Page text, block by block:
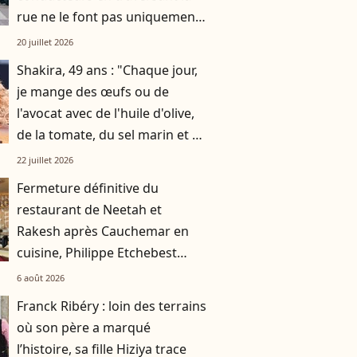
rue ne le font pas uniquement
par gratitude
20 juillet 2026
Shakira, 49 ans : "Chaque jour,
je mange des œufs ou de
l'avocat avec de l'huile d'olive,
de la tomate, du sel marin et un
smoothie"
22 juillet 2026
Fermeture définitive du
restaurant de Neetah et
Rakesh après Cauchemar en
cuisine, Philippe Etchebest
pensait les avoir sauvés
6 août 2026
Franck Ribéry : loin des terrains
où son père a marqué
l’histoire, sa fille Hiziya trace